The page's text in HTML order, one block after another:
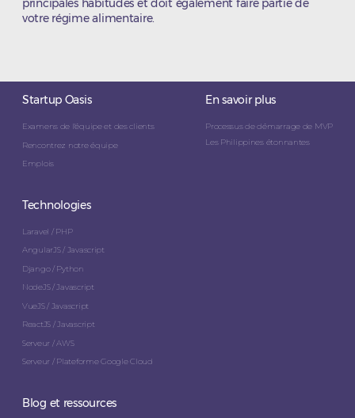
principales habitudes et doit également faire partie de
votre régime alimentaire.
Startup Oasis
Examens de l'équipe et des clients
Rencontrez notre équipe
Emplois
En savoir plus
Processus de démarrage de MVP
Les Philippines étonnantes
Technologies
Laravel / PHP
AngularJS / Javascript
Django / Python
NodeJS / Javascript
VueJS / Javascript
ReactJS / Javascript
Serveur / AWS
Serveur / Plateforme Google Cloud
Blog et ressources